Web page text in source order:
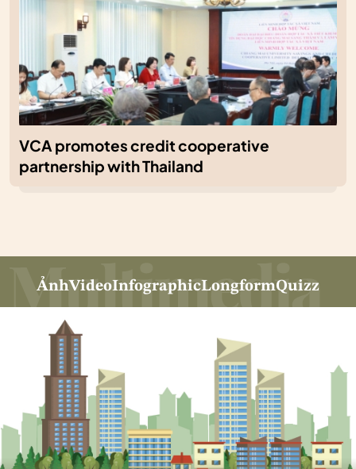
VCA promotes credit cooperative
partnership with Thailand
ẢnhVideoInfographicLongformQuizz